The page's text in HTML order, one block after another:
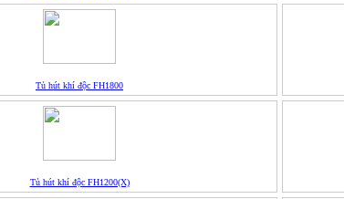
Tủ hút khí độc FH1800
Tủ hút khí độc FH1200(X)